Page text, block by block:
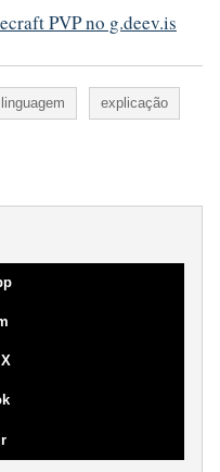
PVP no g.deev.is
linguagem explicação